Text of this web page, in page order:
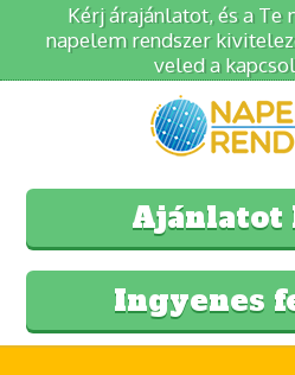
Kérj árajánlatot, és a Te
napelem rendszer
veled a
Ajánlatot
Ingyenes